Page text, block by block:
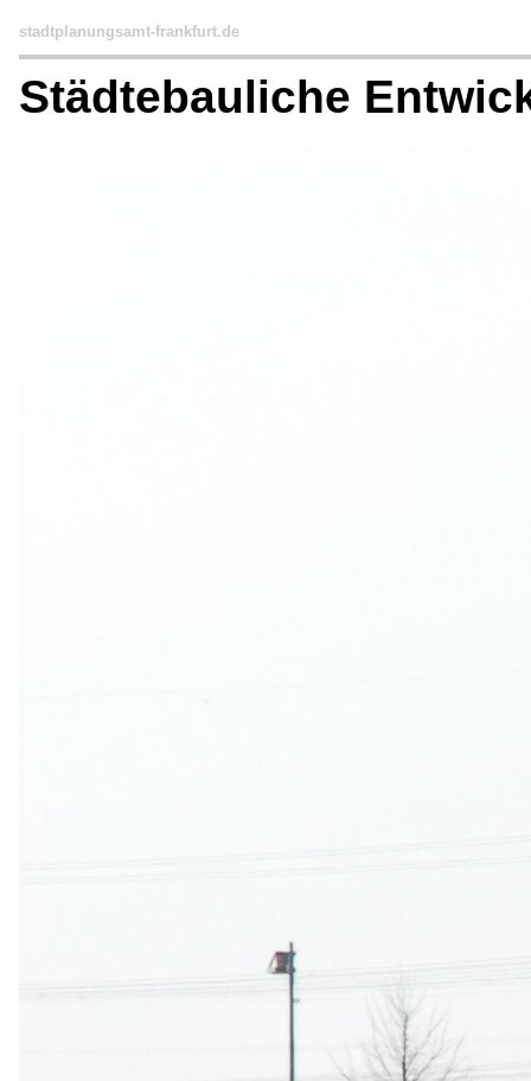
stadtplanungsamt-frankfurt.de
Städtebauliche